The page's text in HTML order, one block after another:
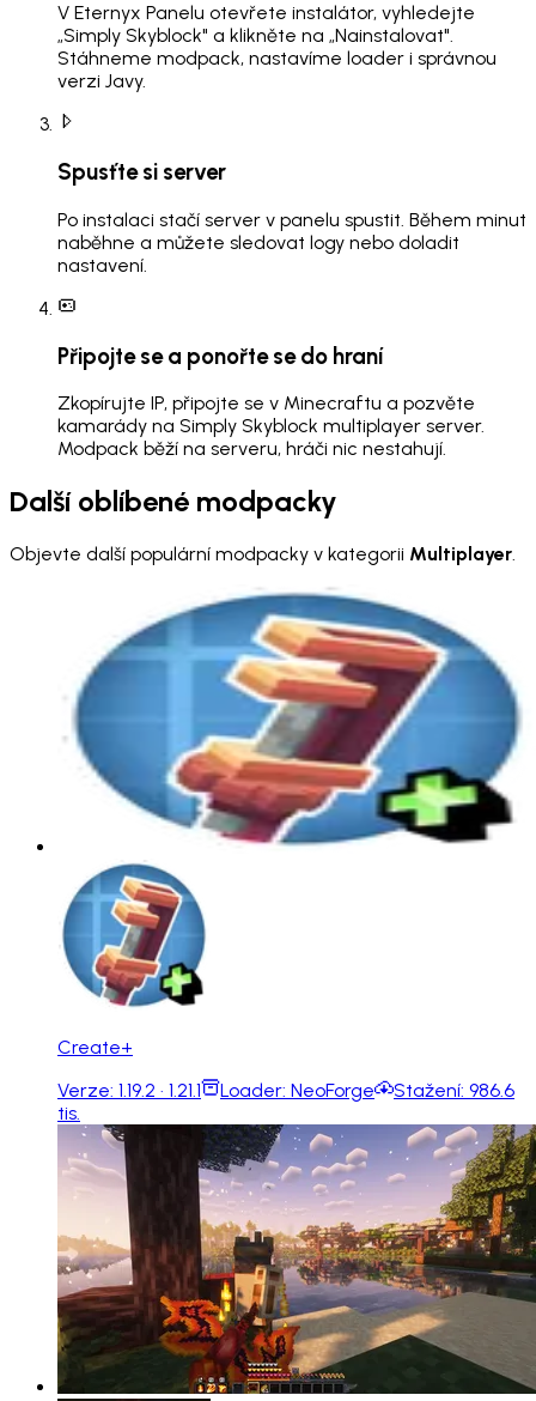
V Eternyx Panelu otevřete instalátor, vyhledejte
„Simply Skyblock" a klikněte na „Nainstalovat".
Stáhneme modpack, nastavíme loader i správnou
verzi Javy.
Spusťte si server
Po instalaci stačí server v panelu spustit. Během minut
naběhne a můžete sledovat logy nebo doladit
nastavení.
Připojte se a ponořte se do hraní
Zkopírujte IP, připojte se v Minecraftu a pozvěte
kamarády na Simply Skyblock multiplayer server.
Modpack běží na serveru, hráči nic nestahují.
Další oblíbené modpacky
Objevte další populární modpacky v kategorii Multiplayer.
Create+
Verze: 1.19.2 · 1.21.1 Loader: NeoForge Stažení: 986.6
tis.